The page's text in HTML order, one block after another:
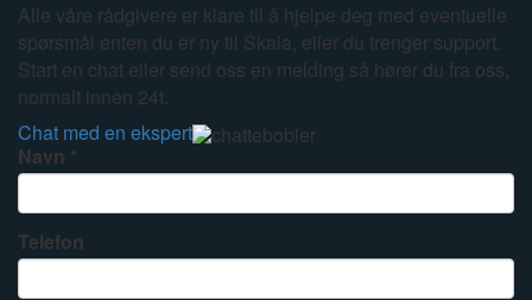
Alle våre rådgivere er klare til å hjelpe deg med eventuelle
spørsmål enten du er ny til Skala, eller du trenger support.
Start en chat eller send oss en melding så hører du fra oss,
normalt innen 24t.
Chat med en ekspert
Navn
Telefon